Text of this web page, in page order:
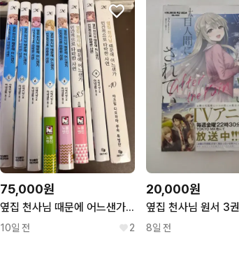
75,000원
옆집 천사님 때문에 어느샌가 인간적으로 타락한 사연 5-10권
10일 전 2
20,000원
8일 전